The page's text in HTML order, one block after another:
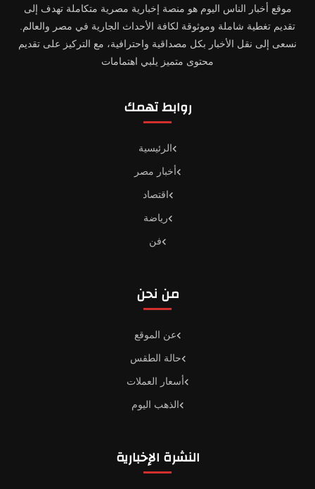
موقع أخبار الناس اليوم هو منصة إخبارية مصرية متكاملة تهدف إلى
تقديم تغطية شاملة وموثوقة لكافة الأحداث الجارية في مصر والعالم.
نسعى إلى نقل الأخبار بكل مصداقية واحترافية، مع التركيز على تقديم
محتوى متميز يلبي اهتمامات
روابط تهمك
الرئيسية
أخبار مصر
اقتصاد
رياضة
فن
من نحن
عن الموقع
حالة الطقس
أسعار العملات
الذهب اليوم
النشرة الإخبارية